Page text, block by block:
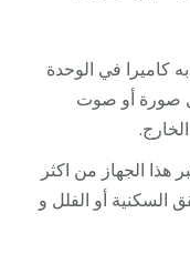
كاميرا في الوحدة
صورة أو صوت
هذا الجهاز من اكثر
السكنية أو الفلل و